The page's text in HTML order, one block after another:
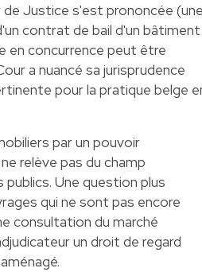
de Justice s'est prononcée
contrat de bail d'un bâtiment
en concurrence peut être
a nuancé sa jurisprudence
pour la pratique belge
par un pouvoir
relève pas du champ
Une question plus
qui ne sont pas encore
consultation du marché
un droit de regard